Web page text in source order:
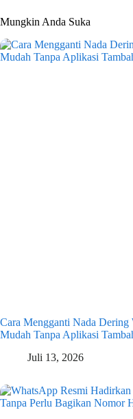
Mungkin Anda Suka
Cara Mengganti Nada Dering
Mudah Tanpa Aplikasi
Juli 13, 2026